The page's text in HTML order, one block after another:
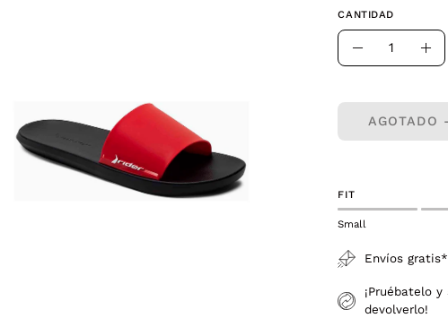
CANTIDAD
Cantidad
Disminuir
cantidad
AGOTADO
FIT
Small
Envíos
¡Pruébatelo
devolverlo!